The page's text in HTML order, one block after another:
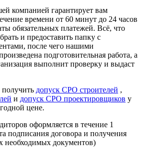
компанией гарантирует вам
времени от 60 минут до 24 часов
обязательных платежей. Всё, что
и предоставить папку с
после чего нашими
подготовительная работа, а
выполнит проверку и выдаст
допуск СРО строителей ,
и допуск СРО проектировщиков у
цене.
оформляется в течение 1
подписания договора и получения
необходимых документов)